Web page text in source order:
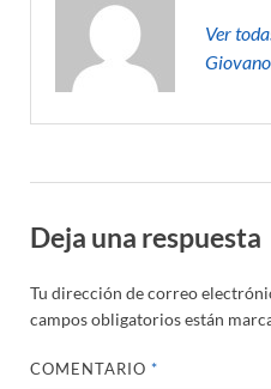
Ver
Deja una respuesta
Tu dirección de correo
campos obligatorios están
COMENTARIO*